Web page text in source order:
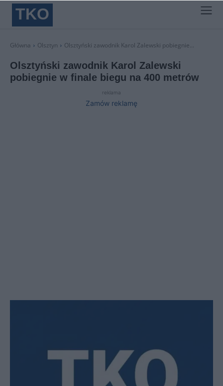
TKO
Główna Olsztyn Olsztyński zawodnik Karol Zalewski pobiegnie...
Olsztyński zawodnik Karol Zalewski
pobiegnie w finale biegu na 400 metrów
reklama
Zamów reklamę